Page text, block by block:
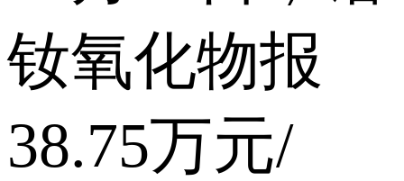
钕氧化物报
38.75万元/